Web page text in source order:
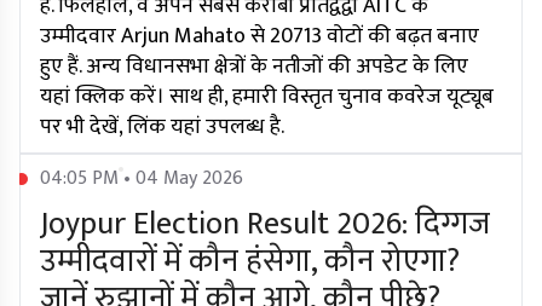
उम्मीदवार Arjun Mahato से 20713 वोटों की बढ़त बनाए
हुए हैं. अन्य विधानसभा क्षेत्रों के नतीजों की अपडेट के लिए
यहां क्लिक करें। साथ ही, हमारी विस्तृत चुनाव कवरेज यूट्यूब
पर भी देखें, लिंक यहां उपलब्ध है.
04:05 PM • 04 May 2026
Joypur Election Result 2026: दिग्गज
उम्मीदवारों में कौन हंसेगा, कौन रोएगा?